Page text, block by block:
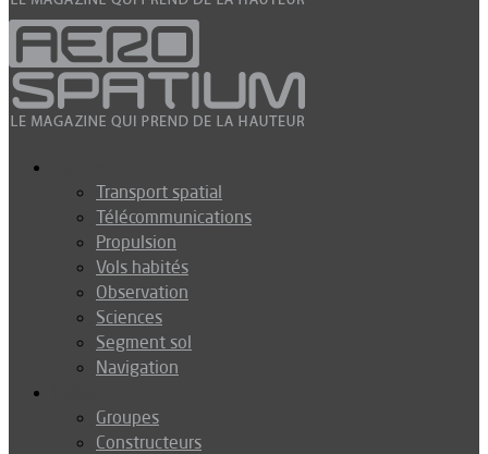
Transport spatial
Télécommunications
Propulsion
Vols habités
Observation
Sciences
Segment sol
Navigation
Groupes
Constructeurs